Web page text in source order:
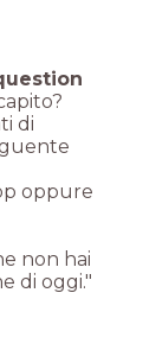
di
oppure
non hai
di oggi."